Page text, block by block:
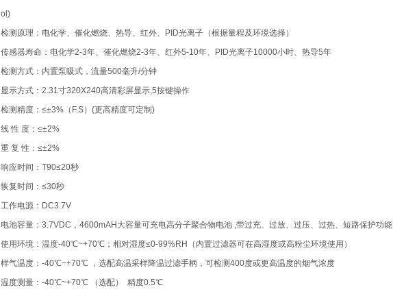
ol)
检测原理：电化学、催化燃烧、热导、红外、PID光离子（根据量程及环境选择）
传感器寿命：电化学2-3年、催化燃烧2-3年、红外5-10年、PID光离子10000小时、热导5年
检测方式：内置泵吸式，流量500毫升/分钟
显示方式：2.31寸320X240高清彩屏显示,5按键操作
检测精度：≤±3%（F.S）(更高精度可定制)
线 性 度：≤±2%
重 复 性：≤±2%
响应时间：T90≤20秒
恢复时间：≤30秒
工作电源：DC3.7V
电池容量：3.7VDC，4600mAH大容量可充电高分子聚合物电池 ,带过充、过放、过压、过热、短路保护功能
使用环境：温度-40℃~+70℃；相对湿度≤0-99%RH（内置过滤器可在高湿度或高粉尘环境使用）
样气温度：-40℃~+70℃ ，选配高温采样降温过滤手柄，可检测400度或更高温度的烟气浓度
温度测量：-40℃~+70℃ （选配） 精度0.5℃